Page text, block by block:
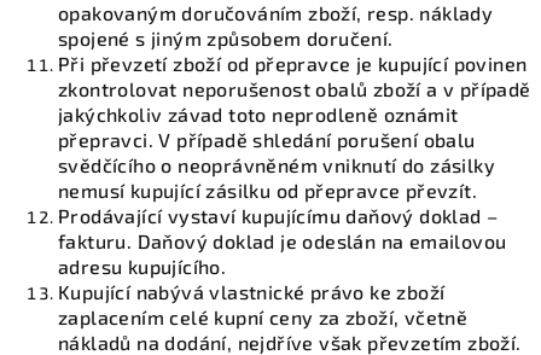
opakovaným doručováním zboží, resp. náklady
spojené s jiným způsobem doručení.
Při převzetí zboží od přepravce je kupující povinen
zkontrolovat neporušenost obalů zboží a v případě
jakýchkoliv závad toto neprodleně oznámit
přepravci. V případě shledání porušení obalu
svědčícího o neoprávněném vniknutí do zásilky
nemusí kupující zásilku od přepravce převzít.
Prodávající vystaví kupujícímu daňový doklad –
fakturu. Daňový doklad je odeslán na emailovou
adresu kupujícího.
Kupující nabývá vlastnické právo ke zboží
zaplacením celé kupní ceny za zboží, včetně
nákladů na dodání, nejdříve však převzetím zboží.